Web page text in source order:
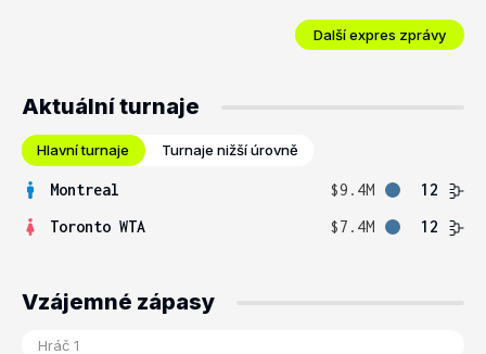
Další expres zprávy
Aktuální turnaje
Hlavní turnaje Turnaje nižší úrovně
Montreal $9.4M
12
Toronto WTA
$7.4M 12
Vzájemné zápasy